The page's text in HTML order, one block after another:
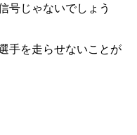
号じゃないでしょう
手を走らせないことが